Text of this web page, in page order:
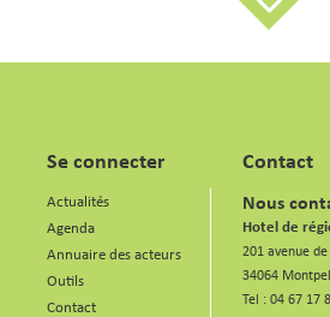
Se connecter
Actualités
Agenda
Annuaire des acteurs
Outils
Contact
Contact
Nous
Hotel de
201 avenue
34064
Tel :04 67 17